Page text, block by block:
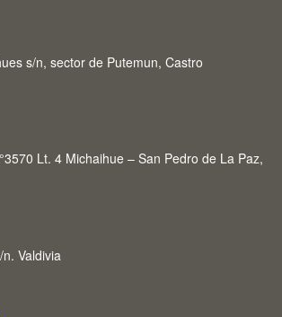
s/n, sector de Putemun, Castro
Lt. 4 Michaihue – San Pedro de La Paz,
Valdivia